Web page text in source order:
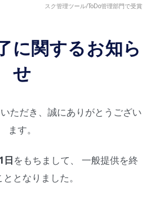
スク管理ツール/ToDo管理部門で受賞
に関するお知ら
せ
ただき、誠にありがとうござい
ます。
日をもちまして、 一般提供を終
となりました。